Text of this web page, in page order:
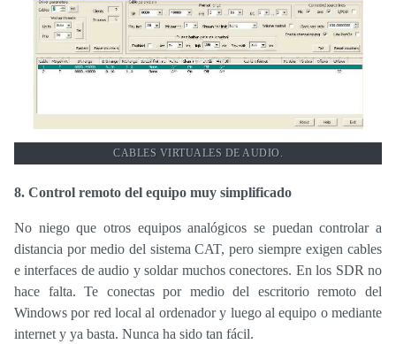
CABLES VIRTUALES DE AUDIO.
8. Control remoto del equipo muy simplificado
No niego que otros equipos analógicos se puedan controlar a
distancia por medio del sistema CAT, pero siempre exigen cables
e interfaces de audio y soldar muchos conectores. En los SDR no
hace falta. Te conectas por medio del escritorio remoto del
Windows por red local al ordenador y luego al equipo o mediante
internet y ya basta. Nunca ha sido tan fácil.